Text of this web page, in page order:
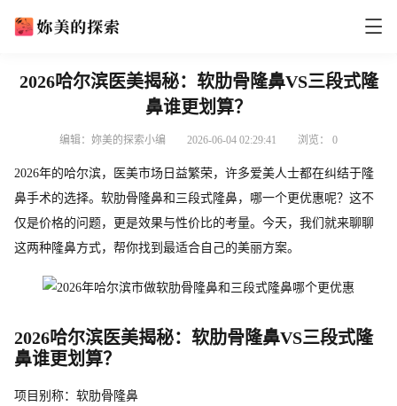
2026哈尔滨医美揭秘：软肋骨隆鼻VS三段式隆
鼻谁更划算？
编辑：妳美的探索小编 2026-06-04 02:29:41 浏览： 0
2026年的哈尔滨，医美市场日益繁荣，许多爱美人士都在纠结于隆
鼻手术的选择。软肋骨隆鼻和三段式隆鼻，哪一个更优惠呢？这不
仅是价格的问题，更是效果与性价比的考量。今天，我们就来聊聊
这两种隆鼻方式，帮你找到最适合自己的美丽方案。
2026哈尔滨医美揭秘：软肋骨隆鼻VS三段式隆
鼻谁更划算？
项目别称：软肋骨隆鼻